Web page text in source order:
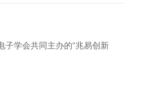
学会共同主办的“兆易创新